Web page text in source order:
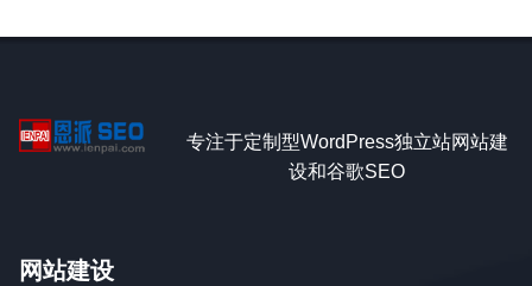
专注于定制型WordPress独立站网站建
设和谷歌SEO
网站建设